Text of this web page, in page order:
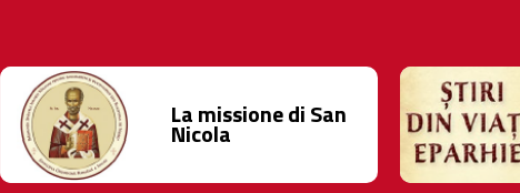
La missione di San
Nicola